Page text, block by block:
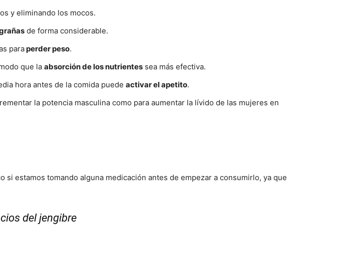
y eliminando los mocos.
de forma considerable.
paraperder peso.
que la absorción de los nutrientes sea más efectiva.
hora antes de la comida puede activar el apetito.
la potencia masculina como para aumentar la lívido de las mujeres en
estamos tomando alguna medicación antes de empezar a consumirlo, ya que
del jengibre